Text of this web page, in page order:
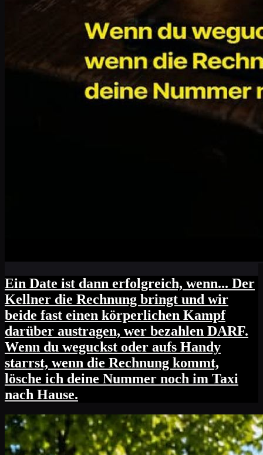
Ein Date ist dann erfolgreich, wenn... Der
Kellner die Rechnung bringt und wir
beide fast einen körperlichen Kampf
darüber austragen, wer bezahlen DARF.
Wenn du weguckst oder aufs Handy
starrst, wenn die Rechnung kommt,
lösche ich deine Nummer noch im Taxi
nach Hause.